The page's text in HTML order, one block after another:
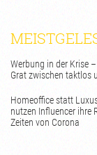
Werbung in der Krise
Grat zwischen taktlos
Homeoffice statt
nutzen Influencer ihre
Zeiten von Corona